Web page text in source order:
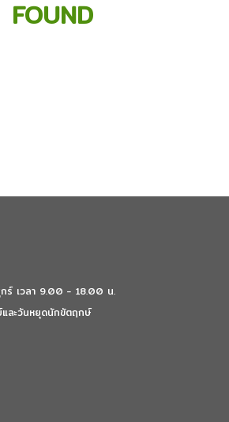
FOUND
กร์ เวลา 9.00 - 18.00 น.
ละวันหยุดนักขัตฤกษ์